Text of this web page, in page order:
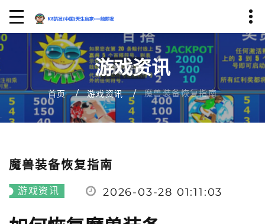
游戏资讯
首页 游戏资讯 魔兽装备恢复指南
魔兽装备恢复指南
游戏资讯 2026-03-28 01:11:03